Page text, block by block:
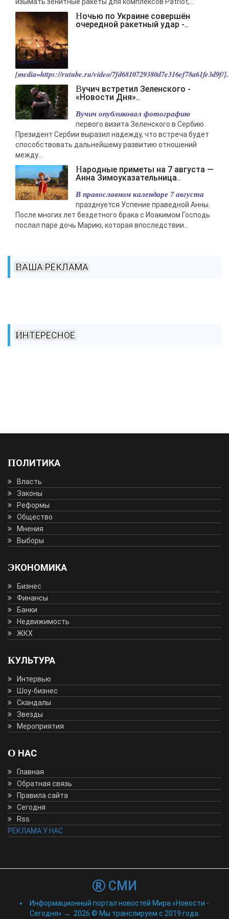
Ночью по Украине совершён
очередной ракетный удар -..
[media=https://rutube.ru/video/7fd6810729380d7e316ef78a61fe3d9f/
Вучич встретил Зеленского -
«Новости Дня»..
Вучич опубликовал фотографию
первого визита Зеленского в Сербию.
Президент Сербии выразил надежду, что встреча будет
способствовать дальнейшему развитию отношений
между...
Народные приметы на 7 августа —
Анна Зимоуказательница..
В православном календаре 7 августа
празднуется Успение праведной Анны.
После многих лет бездетного брака с Иоакимом Господь
послал паре дочь Марию, которая впоследствии...
ВАША РЕКЛАМА
ИНТЕРЕСНОЕ
ПОЛИТИКА
Власть
Законы
Реформы
Общество
Мнения
Выборы
ЭКОНОМИКА
Бизнес
Финансы
Банки
Недвижимость
ЖКХ
КУЛЬТУРА
Интервью
Шоу-бизнес
Скандалы
Звезды
Мероприятия
О НАС
Главная
Обратная связь
Правила сайта
Сегодня
Rss
РЕКЛАМА У НАС
СМИ
Информационный портал новостей Мира «Новости -
Сегодня» → 2026 © Мы транслируем с 2019 года.